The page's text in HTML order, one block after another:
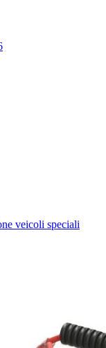
veicoli speciali